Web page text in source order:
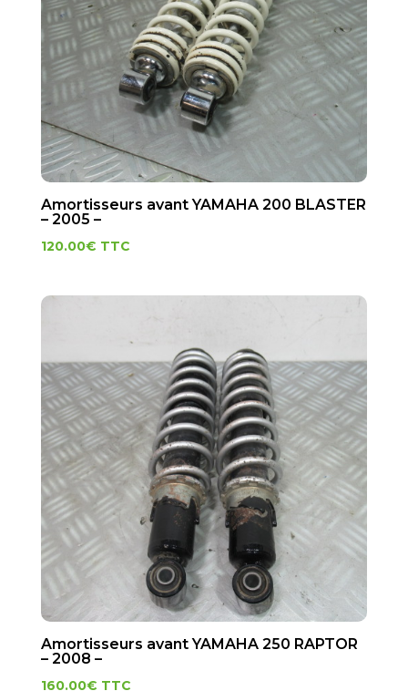
Amortisseurs avant YAMAHA 200 BLASTER
– 2005 –
120.00€ TTC
Amortisseurs avant YAMAHA 250 RAPTOR
– 2008 –
160.00€ TTC